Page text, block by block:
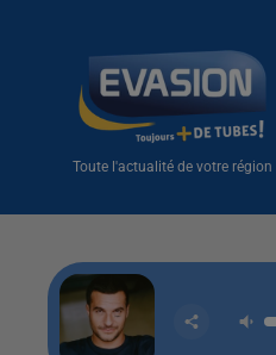
Toute l'actualité de votre région